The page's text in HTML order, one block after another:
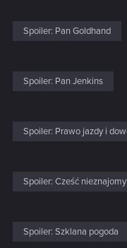
Spoiler: Pan Goldhand
Spoiler: Pan Jenkins
Spoiler: Prawo jazdy i
Spoiler: Cześć nieznajomy!
Spoiler: Szklana pogoda